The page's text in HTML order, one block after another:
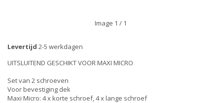
Image 1 / 1
Levertijd 2-5 werkdagen
UITSLUITEND GESCHIKT VOOR MAXI MICRO
Set van 2 schroeven
Voor bevestiging dek
Maxi Micro: 4 x korte schroef, 4 x lange schroef